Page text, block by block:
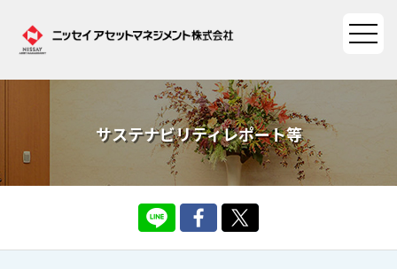
ファンド情報
ファンド検索
マーケット情報
マーケット情報TOP
サステナビリティレポート等